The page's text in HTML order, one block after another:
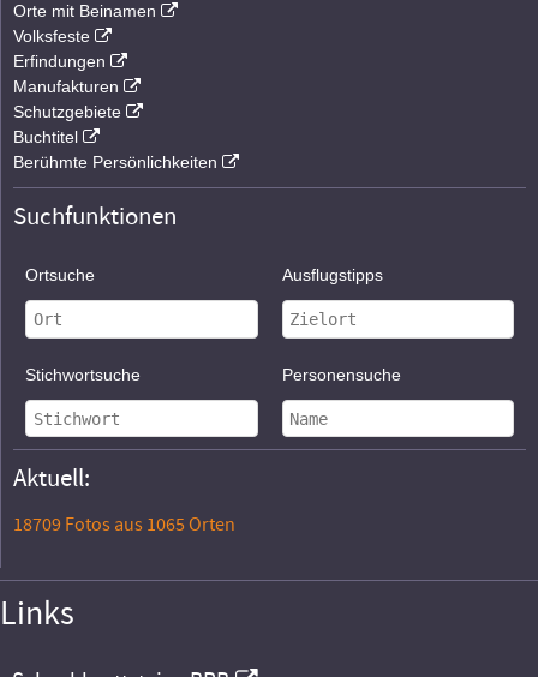
Orte mit Beinamen
Volksfeste
Erfindungen
Manufakturen
Schutzgebiete
Buchtitel
Berühmte Persönlichkeiten
Suchfunktionen
Ortsuche Ausflugstipps
Stichwortsuche Personensuche
Aktuell:
18709 Fotos aus 1065 Orten
Links